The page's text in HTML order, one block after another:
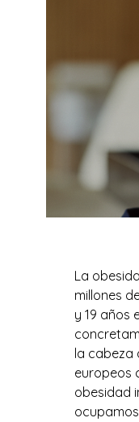
La
millones
y 19 años
la cabeza
europeos
obesidad